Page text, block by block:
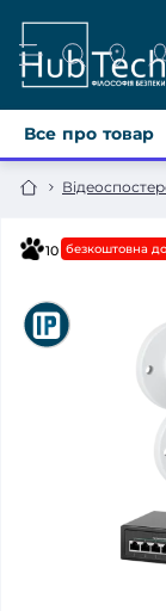
Все про товар
10 безкоштовна